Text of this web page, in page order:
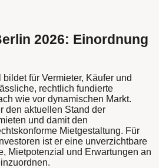
2026: Einordnung
für Vermieter, Käufer und
rechtlich fundierte
wie vor dynamischen Markt.
den aktuellen Stand der
und damit den
Mietgestaltung. Für
ist er eine unverzichtbare
Mietpotenzial und Erwartungen an